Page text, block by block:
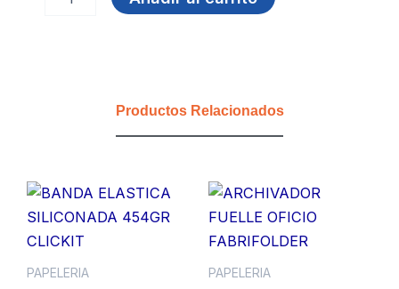
Productos Relacionados
PAPELERIA PAPELERIA